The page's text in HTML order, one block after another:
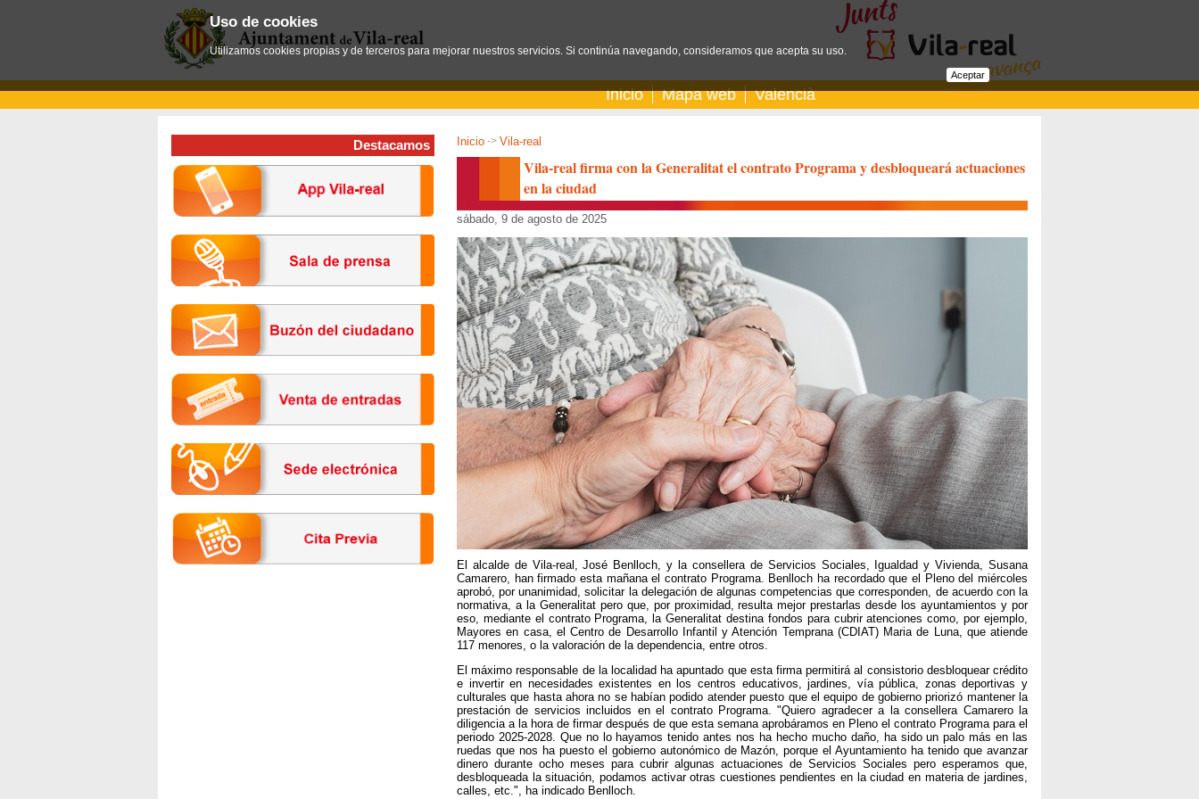
Inicio Mapa web Valencià
Inicio -> Vila-real
Vila-real firma con la Generalitat el contrato Programa y desbloqueará actuaciones
en la ciudad
sábado, 9 de agosto de 2025
El alcalde de Vila-real, José Benlloch, y la consellera de Servicios Sociales, Igualdad y Vivienda, Susana
Camarero, han firmado esta mañana el contrato Programa. Benlloch ha recordado que el Pleno del miércoles
aprobó, por unanimidad, solicitar la delegación de algunas competencias que corresponden, de acuerdo con la
normativa, a la Generalitat pero que, por proximidad, resulta mejor prestarlas desde los ayuntamientos y por
eso, mediante el contrato Programa, la Generalitat destina fondos para cubrir atenciones como, por ejemplo,
Mayores en casa, el Centro de Desarrollo Infantil y Atención Temprana (CDIAT) Maria de Luna, que atiende
117 menores, o la valoración de la dependencia, entre otros.
El máximo responsable de la localidad ha apuntado que esta firma permitirá al consistorio desbloquear crédito
e invertir en necesidades existentes en los centros educativos, jardines, vía pública, zonas deportivas y
culturales que hasta ahora no se habían podido atender puesto que el equipo de gobierno priorizó mantener la
prestación de servicios incluidos en el contrato Programa. "Quiero agradecer a la consellera Camarero la
diligencia a la hora de firmar después de que esta semana aprobáramos en Pleno el contrato Programa para el
periodo 2025-2028. Que no lo hayamos tenido antes nos ha hecho mucho daño, ha sido un palo más en las
ruedas que nos ha puesto el gobierno autonómico de Mazón, porque el Ayuntamiento ha tenido que avanzar
dinero durante ocho meses para cubrir algunas actuaciones de Servicios Sociales pero esperamos que,
desbloqueada la situación, podamos activar otras cuestiones pendientes en la ciudad en materia de jardines,
calles, etc.", ha indicado Benlloch.
Destacamos
Uso de cookies
Utilizamos cookies propias y de terceros para mejorar nuestros servicios. Si continúa navegando, consideramos que acepta su uso.
Aceptar